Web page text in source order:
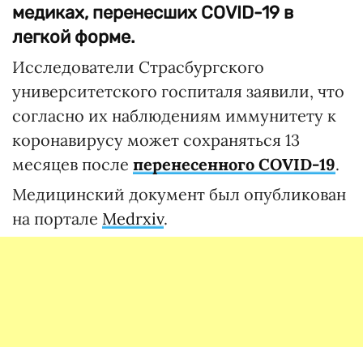
медиках, перенесших COVID-19 в
легкой форме.
Исследователи Страсбургского
университетского госпиталя заявили, что
согласно их наблюдениям иммунитету к
коронавирусу может сохраняться 13
месяцев после перенесенного COVID-19.
Медицинский документ был опубликован
на портале Medrxiv.